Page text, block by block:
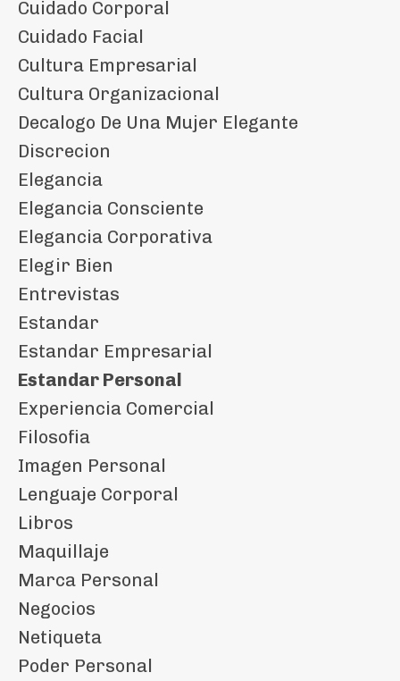
Cuidado Corporal
Cuidado Facial
Cultura Empresarial
Cultura Organizacional
Decalogo De Una Mujer Elegante
Discrecion
Elegancia
Elegancia Consciente
Elegancia Corporativa
Elegir Bien
Entrevistas
Estandar
Estandar Empresarial
Estandar Personal
Experiencia Comercial
Filosofia
Imagen Personal
Lenguaje Corporal
Libros
Maquillaje
Marca Personal
Negocios
Netiqueta
Poder Personal